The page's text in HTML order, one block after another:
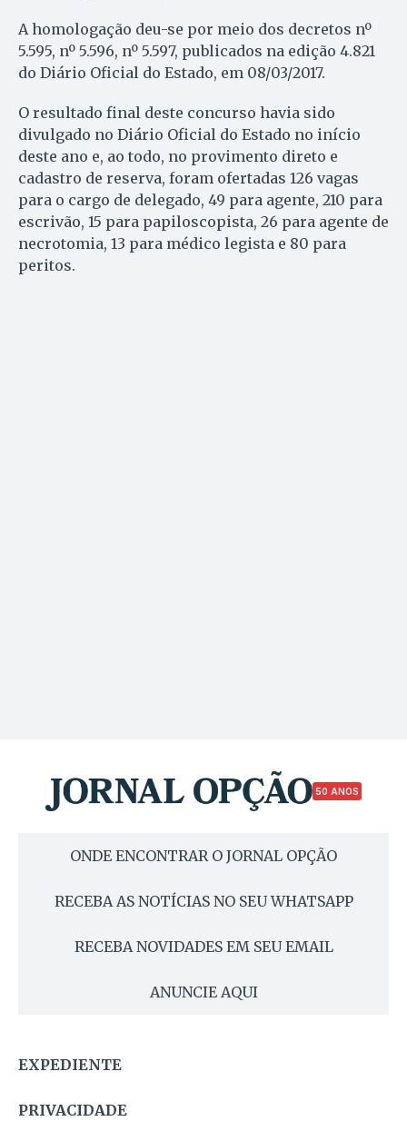
A homologação deu-se por meio dos decretos nº
5.595, nº 5.596, nº 5.597, publicados na edição 4.821
do Diário Oficial do Estado, em 08/03/2017.
O resultado final deste concurso havia sido
divulgado no Diário Oficial do Estado no início
deste ano e, ao todo, no provimento direto e
cadastro de reserva, foram ofertadas 126 vagas
para o cargo de delegado, 49 para agente, 210 para
escrivão, 15 para papiloscopista, 26 para agente de
necrotomia, 13 para médico legista e 80 para
peritos.
50 ANOS
ONDE ENCONTRAR O JORNAL OPÇÃO
RECEBA AS NOTÍCIAS NO SEU WHATSAPP
RECEBA NOVIDADES EM SEU EMAIL
ANUNCIE AQUI
EXPEDIENTE
PRIVACIDADE